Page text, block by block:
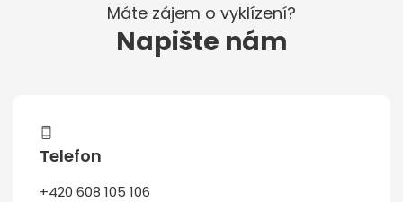
Máte zájem o vyklízení?
Napište nám
Telefon
+420 608 105 106